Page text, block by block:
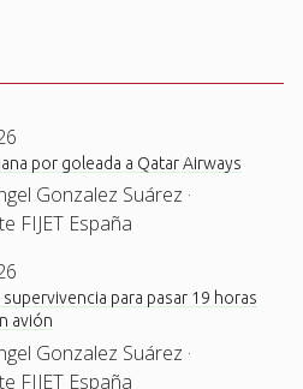
por goleada a Qatar Airways
Gonzalez Suárez ·
FIJET España
supervivencia para pasar 19 horas
avión
Gonzalez Suárez ·
FIJET España